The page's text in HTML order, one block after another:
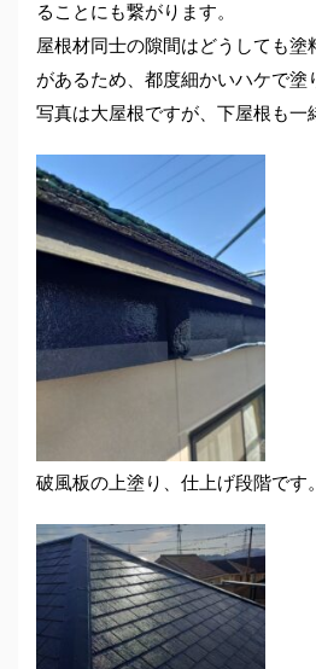
ることにも繋がります。
屋根材同士の隙間はどうしても塗
があるため、都度細かいハケで塗
写真は大屋根ですが、下屋根も一
破風板の上塗り、仕上げ段階です。